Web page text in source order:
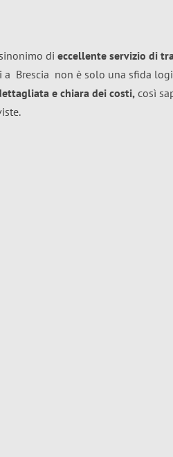
di eccellente servizio di
a Brescia non è solo una sfida
e chiara dei costi, così